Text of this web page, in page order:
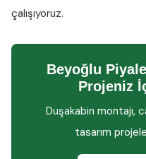
çalışıyoruz.
Beyoğlu
Projeniz
Duşakabin montajı,
tasarım